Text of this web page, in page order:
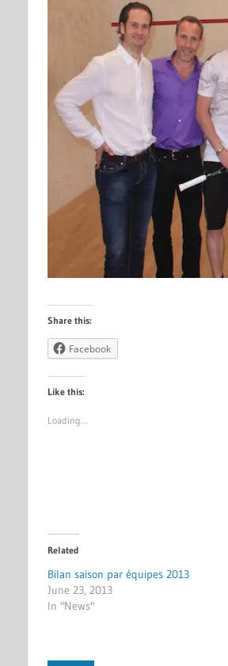
Share this:
Facebook
Like this:
Loading…
Related
Bilan saison par équipes 2013
June 23, 2013
In "News"